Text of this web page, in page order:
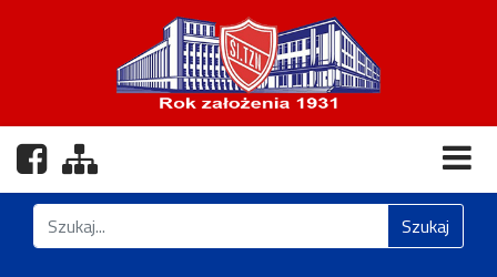
Nasz profil na Facebooku
Znajdź na stronie Szukaj